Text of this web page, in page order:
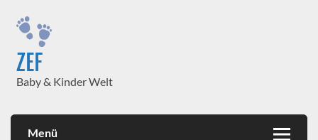
content
ZEF
Baby & Kinder Welt
Menü